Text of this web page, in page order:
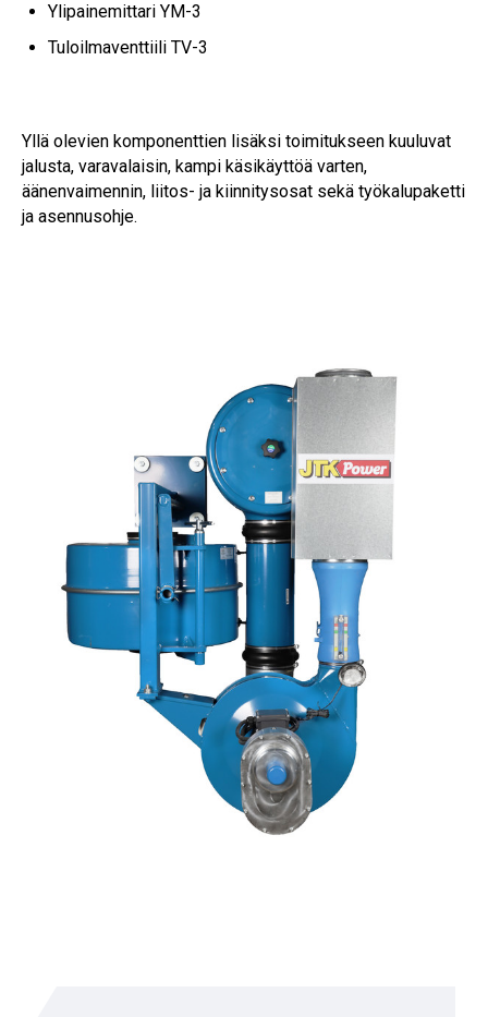
Ylipainemittari YM-3
Tuloilmaventtiili TV-3
Yllä olevien komponenttien lisäksi toimitukseen kuuluvat
jalusta, varavalaisin, kampi käsikäyttöä varten,
äänenvaimennin, liitos- ja kiinnitysosat sekä työkalupaketti
ja asennusohje.